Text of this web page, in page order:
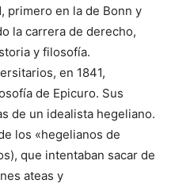
primero en la de Bonn y
la carrera de derecho,
y filosofía.
en 1841,
de Epicuro. Sus
de un idealista hegeliano.
los «hegelianos de
que intentaban sacar de
ateas y